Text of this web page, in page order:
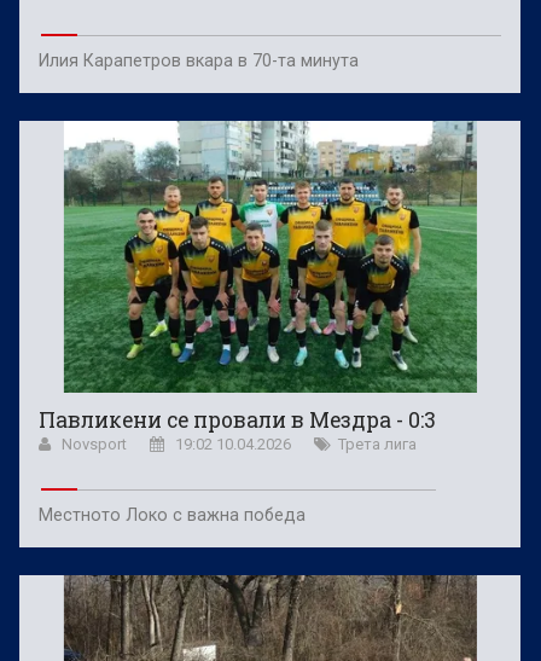
Илия Карапетров вкара в 70-та минута
Павликени се провали в Мездра - 0:3
Novsport 19:02 10.04.2026 Трета лига
Местното Локо с важна победа